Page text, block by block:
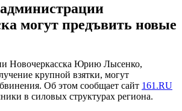
могут предъвить новые
Новочеркасска Юрию Лысенко,
крупной взятки, могут
Об этом сообщает сайт 161.RU
в силовых структурах региона.